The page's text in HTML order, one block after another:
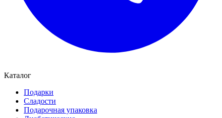
Каталог
Подарки
Сладости
Подарочная упаковка